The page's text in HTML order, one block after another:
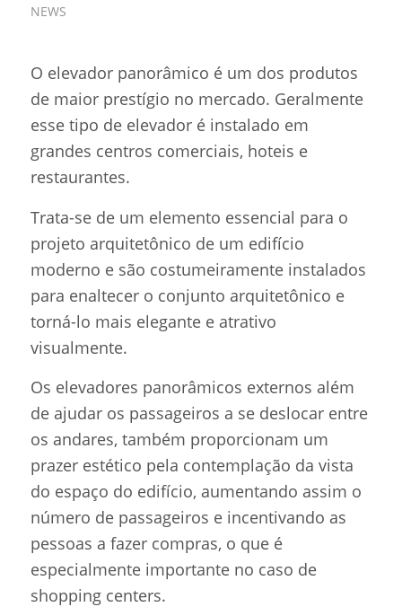
NEWS
O elevador panorâmico é um dos produtos
de maior prestígio no mercado. Geralmente
esse tipo de elevador é instalado em
grandes centros comerciais, hoteis e
restaurantes.
Trata-se de um elemento essencial para o
projeto arquitetônico de um edifício
moderno e são costumeiramente instalados
para enaltecer o conjunto arquitetônico e
torná-lo mais elegante e atrativo
visualmente.
Os elevadores panorâmicos externos além
de ajudar os passageiros a se deslocar entre
os andares, também proporcionam um
prazer estético pela contemplação da vista
do espaço do edifício, aumentando assim o
número de passageiros e incentivando as
pessoas a fazer compras, o que é
especialmente importante no caso de
shopping centers.